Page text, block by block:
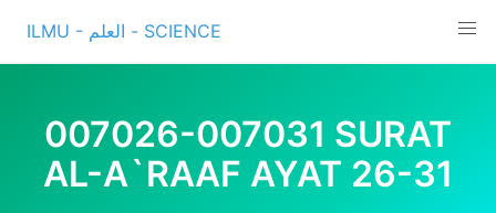
content
ILMU - العلم - SCIENCE
007026-007031 SURAT
AL-A`RAAF AYAT 26-31